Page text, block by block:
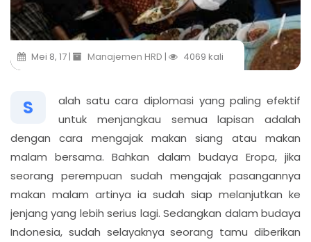
Mei 8, 17 | Manajemen HRD | 4069 kali
S
alah satu cara diplomasi yang paling efektif
untuk menjangkau semua lapisan adalah
dengan cara mengajak makan siang atau makan
malam bersama. Bahkan dalam budaya Eropa, jika
seorang perempuan sudah mengajak pasangannya
makan malam artinya ia sudah siap melanjutkan ke
jenjang yang lebih serius lagi. Sedangkan dalam budaya
Indonesia, sudah selayaknya seorang tamu diberikan